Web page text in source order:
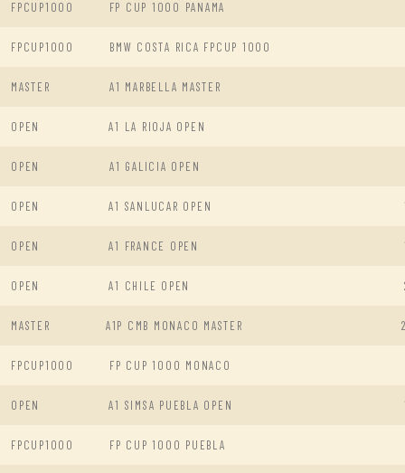
FPCUP1000 FP CUP 1000 PANAMA
FPCUP1000 BMW COSTA RICA FPCUP 1000
MASTER A1 MARBELLA MASTER
OPEN A1 LA RIOJA OPEN
OPEN A1 GALICIA OPEN
OPEN A1 SANLUCAR OPEN
OPEN A1 FRANCE OPEN
OPEN A1 CHILE OPEN
MASTER A1P CMB MONACO MASTER
FPCUP1000 FP CUP 1000 MONACO
OPEN A1 SIMSA PUEBLA OPEN
FPCUP1000 FP CUP 1000 PUEBLA